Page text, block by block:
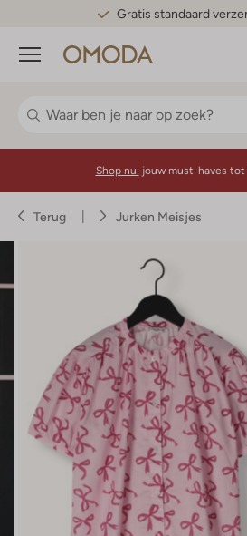
Gratis standaard
Menu
Shop nu: jouw must-haves tot
Terug Jurken Meisjes